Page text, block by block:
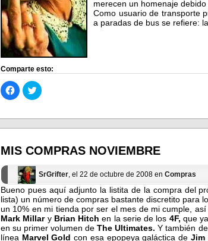
merecen un homenaje
Como usuario de transporte
a paradas de bus se refiere:
Comparte esto:
Haz
clic
para
en
(Se
en
una
nueva)
Haz
clic
en
(Se
en
una
nueva)
MIS COMPRAS NOVIEMBRE
SrGrifter, el 22 de octubre de 2008 en Compras
Bueno pues aquí adjunto la listita de la compra del
lista) un número de compras bastante discretito para
un 10% en mi tienda por ser el mes de mi cumple,
Mark Millar y Brian Hitchen la serie de los 4F, que
en su primer volumen deThe Ultimates.Y también
línea Marvel Goldcon esa epopeya galáctica de Jim